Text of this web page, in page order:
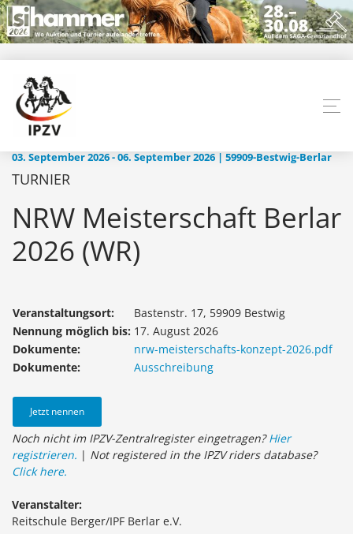
03. September 2026 - 06. September 2026 | 59909-Bestwig-Berlar
TURNIER
NRW Meisterschaft Berlar
2026 (WR)
Veranstaltungsort:
Bastenstr. 17, 59909 Bestwig
Nennung möglich bis: 17. August 2026
Dokumente:
nrw-meisterschafts-konzept-2026.pdf
Dokumente:
Ausschreibung
Jetzt nennen
Noch nicht im IPZV-Zentralregister eingetragen?Hier
registrieren. | Not registered in the IPZV riders database?
Click here.
Veranstalter:
Reitschule Berger/IPF Berlar e.V.